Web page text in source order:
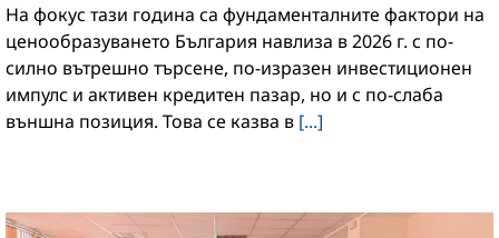
На фокус тази година са фундаменталните фактори на
ценообразуването България навлиза в 2026 г. с по-
силно вътрешно търсене, по-изразен инвестиционен
импулс и активен кредитен пазар, но и с по-слаба
външна позиция. Това се казва в [...]